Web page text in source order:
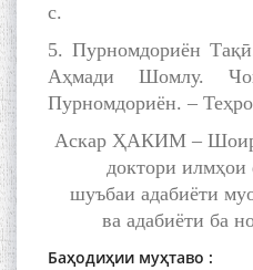
с.
5. Пурномдориён
Аҳмади Шомлу.
Пурномдориён. –
Аскар ҲАКИМ –
доктори
шуъбаи адабиёти
ва адабиёти ба
Баҳодиҳии муҳтаво :
of the name of the
Gulf
Сайри Дарвоз бо
Қаноат: Чанор ҳам
мезанад